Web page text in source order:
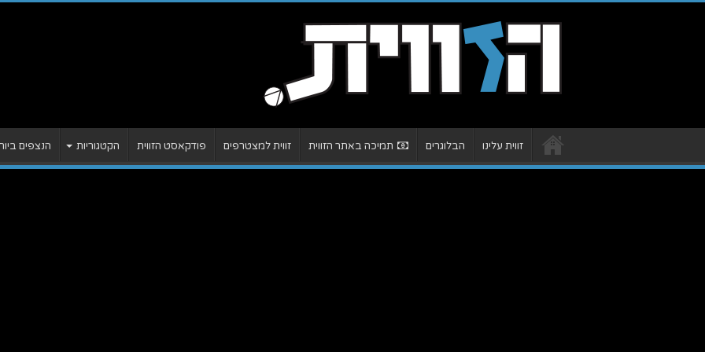
זווית עלינו הבלוגרים תמיכה באתר הזווית זווית למצטרפים פודקאסט הזווית הקטגוריות הנצפים